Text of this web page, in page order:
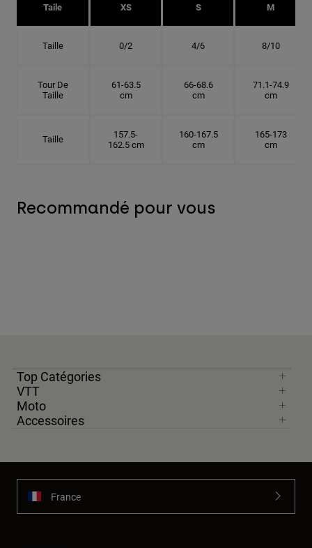
Taile XS S M
Taille 0/2 4/6 8/10
Tour De
Taille
61-63.5
cm
66-68.6
cm
71.1-74.9
cm
Taille
157.5-
162.5 cm
160-167.5
cm
165-173
cm
Recommandé pour vous
Top Catégories
VTT
Moto
Accessoires
France